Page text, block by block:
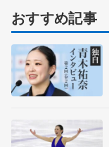
おすすめ記事